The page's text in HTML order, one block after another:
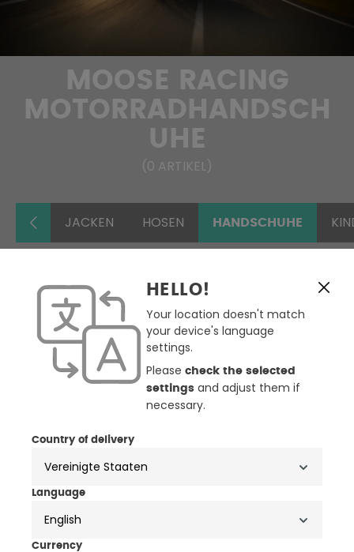
MOOSE RACING
MOTORRADHANDSCH
UHE
(0 ARTIKEL)
JACKEN HOSEN HANDSCHUHE
FILTERN & SORTIEREN
Keine Produkte gefunden.
ANMELDEN & ATTRAKTIVE
VORTEILE SICHERN
• Exklusive Aktionen, Produktneuheiten & Trends
• Attraktive Rabatte, Schnäppchen & Gutscheine
HELLO!
Your location doesn't match
your device's language
settings.
Please check the selected
settings and adjust them if
necessary.
Country of delivery
Language
English
Currency